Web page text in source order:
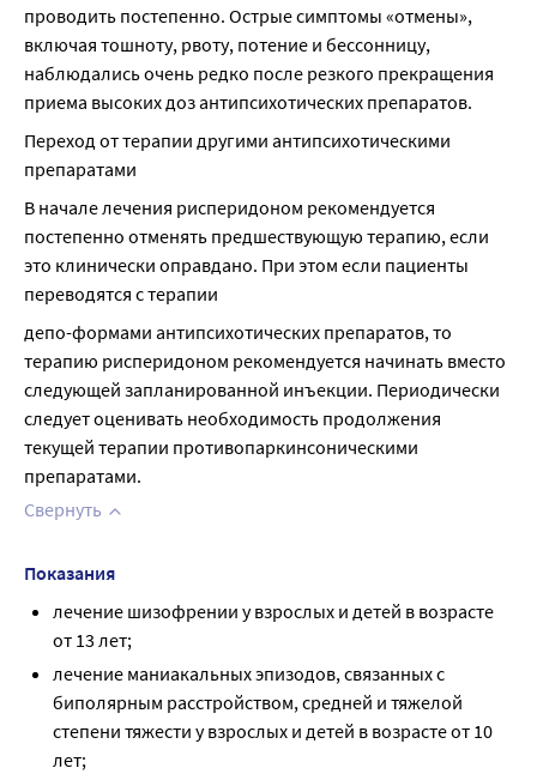
проводить постепенно. Острые симптомы «отмены»,
включая тошноту, рвоту, потение и бессонницу,
наблюдались очень редко после резкого прекращения
приема высоких доз антипсихотических препаратов.
Переход от терапии другими антипсихотическими
препаратами
В начале лечения рисперидоном рекомендуется
постепенно отменять предшествующую терапию, если
это клинически оправдано. При этом если пациенты
переводятся с терапии
депо-формами антипсихотических препаратов, то
терапию рисперидоном рекомендуется начинать вместо
следующей запланированной инъекции. Периодически
следует оценивать необходимость продолжения
текущей терапии противопаркинсоническими
препаратами.
Свернуть
Показания
лечение шизофрении у взрослых и детей в возрасте
от 13 лет;
лечение маниакальных эпизодов, связанных с
биполярным расстройством, средней и тяжелой
степени тяжести у взрослых и детей в возрасте от 10
лет;